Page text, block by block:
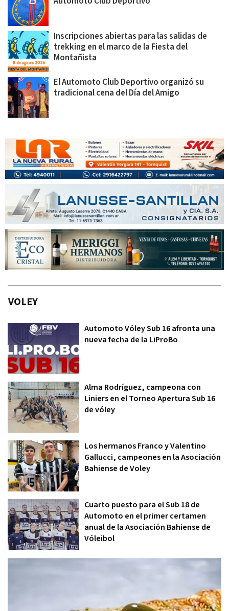
Inscripciones abiertas para las salidas de
trekking en el marco de la Fiesta del
Montañista
El Automoto Club Deportivo organizó su
tradicional cena del Día del Amigo
VOLEY
Automoto Vóley Sub 16 afronta una
nueva fecha de la LiProBo
Alma Rodríguez, campeona con
Liniers en el Torneo Apertura Sub 16
de vóley
Los hermanos Franco y Valentino
Gallucci, campeones en la Asociación
Bahiense de Voley
Cuarto puesto para el Sub 18 de
Automoto en el primer certamen
anual de la Asociación Bahiense de
Vóleibol